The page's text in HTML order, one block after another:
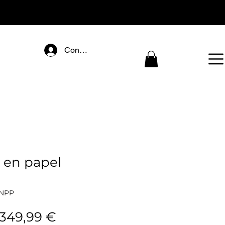
Connectez-vous
papel
€